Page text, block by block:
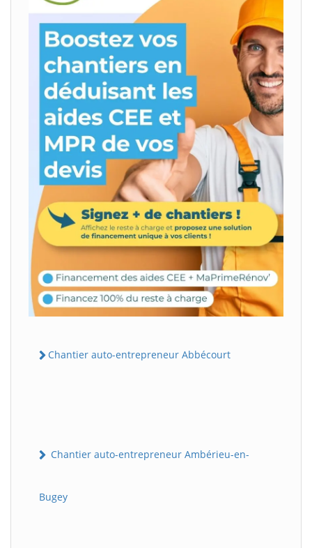
Chantier auto-entrepreneur Abbécourt
Chantier auto-entrepreneur Ambérieu-en-
Bugey